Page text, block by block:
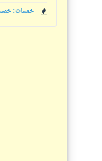
خمسات: خمسة